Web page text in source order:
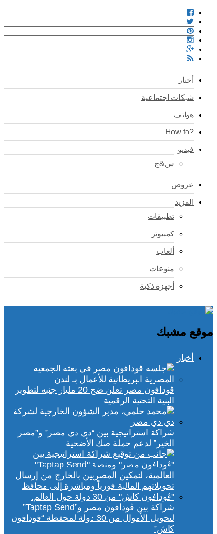
أخبار
شبكات اجتماعية
هواتف
?How to
فيديو
س&ج
عروض
المزيد
تطبيقات
كمبيوتر
ألعاب
منوعات
أجهزة ذكية
موقع مشبك
أخبار
ڤودافون مصر تعلن ضخ 20 مليار جنيه لتطوير
البنية التحتية الرقمية
شراكة استراتيجية بين “دي دي مصر” و”مصر
الخير” لدعم حملة صك الأضحية
شراكة بين ڤودافون مصر و”Taptap Send”
لتحويل الأموال من 30 دولة لمحفظة “فودافون
كاش”